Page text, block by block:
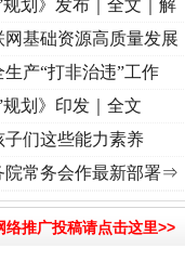
征程丨“转折之城”激荡..·[视频]
规划》发布｜全文｜解
基础资源高质量发展
产“打非治违”工作
规划》印发｜全文
们这些能力素养
院常务会作最新部署⇒
络推广投稿请点击这里>>